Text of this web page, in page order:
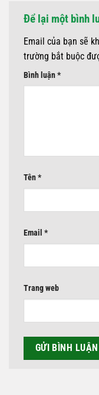
Để lại một bình
Email của bạn sẽ
trường bắt buộc
Bình luận*
Tên*
Email *
Trang web